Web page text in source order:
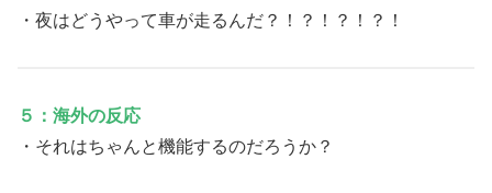
・夜はどうやって車が走るんだ？！？！？！？！
５：海外の反応
・それはちゃんと機能するのだろうか？